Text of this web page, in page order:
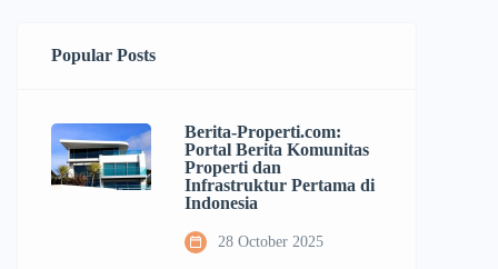
Popular Posts
Berita-Properti.com:
Portal Berita Komunitas
Properti dan
Infrastruktur Pertama di
Indonesia
28 October 2025